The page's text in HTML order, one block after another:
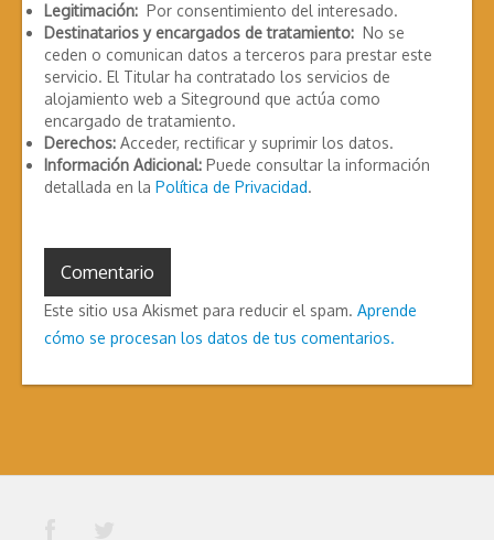
Legitimación: Por consentimiento del interesado.
Destinatarios y encargados de tratamiento: No se
ceden o comunican datos a terceros para prestar este
servicio. El Titular ha contratado los servicios de
alojamiento web a Siteground que actúa como
encargado de tratamiento.
Derechos: Acceder, rectificar y suprimir los datos.
Información Adicional: Puede consultar la información
detallada en la Política de Privacidad.
Este sitio usa Akismet para reducir el spam. Aprende
cómo se procesan los datos de tus comentarios.